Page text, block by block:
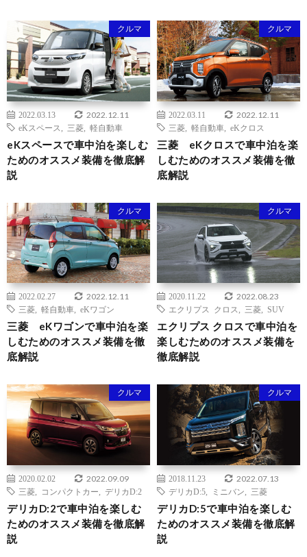
クルマ
2022.03.13 2022.12.11
eKスペース 三菱 軽自動車
eKスペースで車中泊を楽しむ
ためのオススメ装備を徹底解
説
クルマ
2022.03.11 2022.12.11
三菱 軽自動車 eKクロス
三菱 eKクロスで車中泊を楽
しむためのオススメ装備を徹
底解説
クルマ
2022.02.27 2022.12.11
三菱 軽自動車 eKワゴン
三菱 eKワゴンで車中泊を楽
しむためのオススメ装備を徹
底解説
クルマ
2020.11.22 2022.08.23
エクリプス クロス 三菱 SUV
エクリプス クロスで車中泊を
楽しむためのオススメ装備を
徹底解説
クルマ
2020.02.02 2022.09.09
三菱 コンパクトカー デリカD:2
デリカD:2で車中泊を楽しむ
ためのオススメ装備を徹底解
説
クルマ
2018.11.23 2022.07.13
デリカD:5 ミニバン 三菱
デリカD:5で車中泊を楽しむ
ためのオススメ装備を徹底解
説